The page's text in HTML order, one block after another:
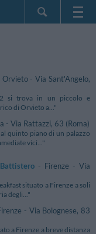
Orvieto - Via Sant'Angelo,
si trova in un piccolo e
di Orvieto a..."
- Via Rattazzi, 63 (Roma)
quinto piano di un palazzo
vici..."
- Firenze - Via
situato a Firenze a soli
degli..."
- Via Bolognese, 83
a Firenze a breve distanza